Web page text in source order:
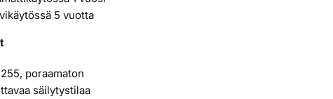
5 vuotta
poraamaton
säilytystilaa